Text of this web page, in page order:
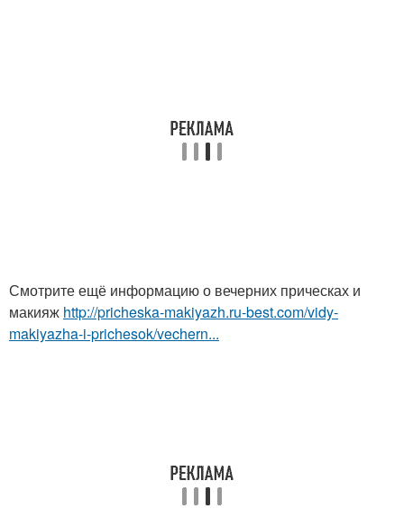
Смотрите ещё информацию о вечерних прическах и
макияж http://pricheska-makiyazh.ru-best.com/vidy-
makiyazha-i-prichesok/vechern...